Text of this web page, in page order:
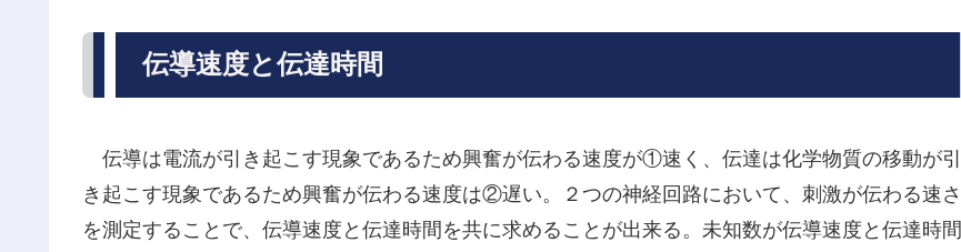
伝導速度と伝達時間
伝導は電流が引き起こす現象であるため興奮が伝わる速度が①速く、伝達は化学物質の移動が引
き起こす現象であるため興奮が伝わる速度は②遅い。２つの神経回路において、刺激が伝わる速さ
を測定することで、伝導速度と伝達時間を共に求めることが出来る。未知数が伝導速度と伝達時間